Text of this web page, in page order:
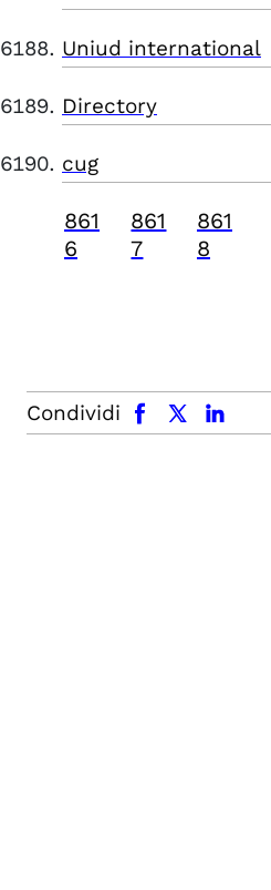
Uniud international
Directory
cug
861
6
861
7
861
8
Condividi
facebook x.com linkedin